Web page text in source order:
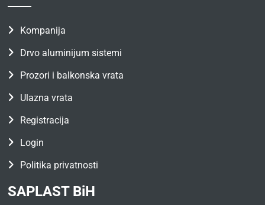
Kompanija
Drvo aluminijum sistemi
Prozori i balkonska vrata
Ulazna vrata
Registracija
Login
Politika privatnosti
SAPLAST BiH